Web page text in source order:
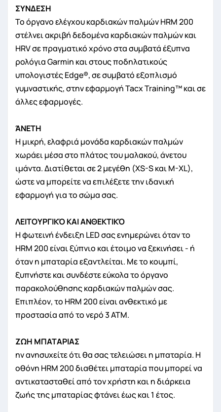
ΣΥΝΔΕΣΗ
Το όργανο ελέγχου καρδιακών παλμών HRM 200
στέλνει ακριβή δεδομένα καρδιακών παλμών και
HRV σε πραγματικό χρόνο στα συμβατά έξυπνα
ρολόγια Garmin και στους ποδηλατικούς
υπολογιστές Edge®, σε συμβατό εξοπλισμό
γυμναστικής, στην εφαρμογή Tacx Training™ και σε
άλλες εφαρμογές.
ΆΝΕΤΗ
Η μικρή, ελαφριά μονάδα καρδιακών παλμών
χωράει μέσα στο πλάτος του μαλακού, άνετου
ιμάντα. Διατίθεται σε 2 μεγέθη (XS-S και M-XL),
ώστε να μπορείτε να επιλέξετε την ιδανική
εφαρμογή για το σώμα σας.
ΛΕΙΤΟΥΡΓΙΚΌ ΚΑΙ ΑΝΘΕΚΤΙΚΌ
Η φωτεινή ένδειξη LED σας ενημερώνει όταν το
HRM 200 είναι ξύπνιο και έτοιμο να ξεκινήσει - ή
όταν η μπαταρία εξαντλείται. Με το κουμπί,
ξυπνήστε και συνδέστε εύκολα το όργανο
παρακολούθησης καρδιακών παλμών σας.
Επιπλέον, το HRM 200 είναι ανθεκτικό με
προστασία από το νερό 3 ATM.
ΖΩΗ ΜΠΑΤΑΡΙΑΣ
ην ανησυχείτε ότι θα σας τελειώσει η μπαταρία. Η
οθόνη HRM 200 διαθέτει μπαταρία που μπορεί να
αντικατασταθεί από τον χρήστη και η διάρκεια
ζωής της μπαταρίας φτάνει έως και 1 έτος.